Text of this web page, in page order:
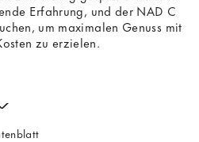
Erfahrung, und der NAD C
um maximalen Genuss mit
zu erzielen.